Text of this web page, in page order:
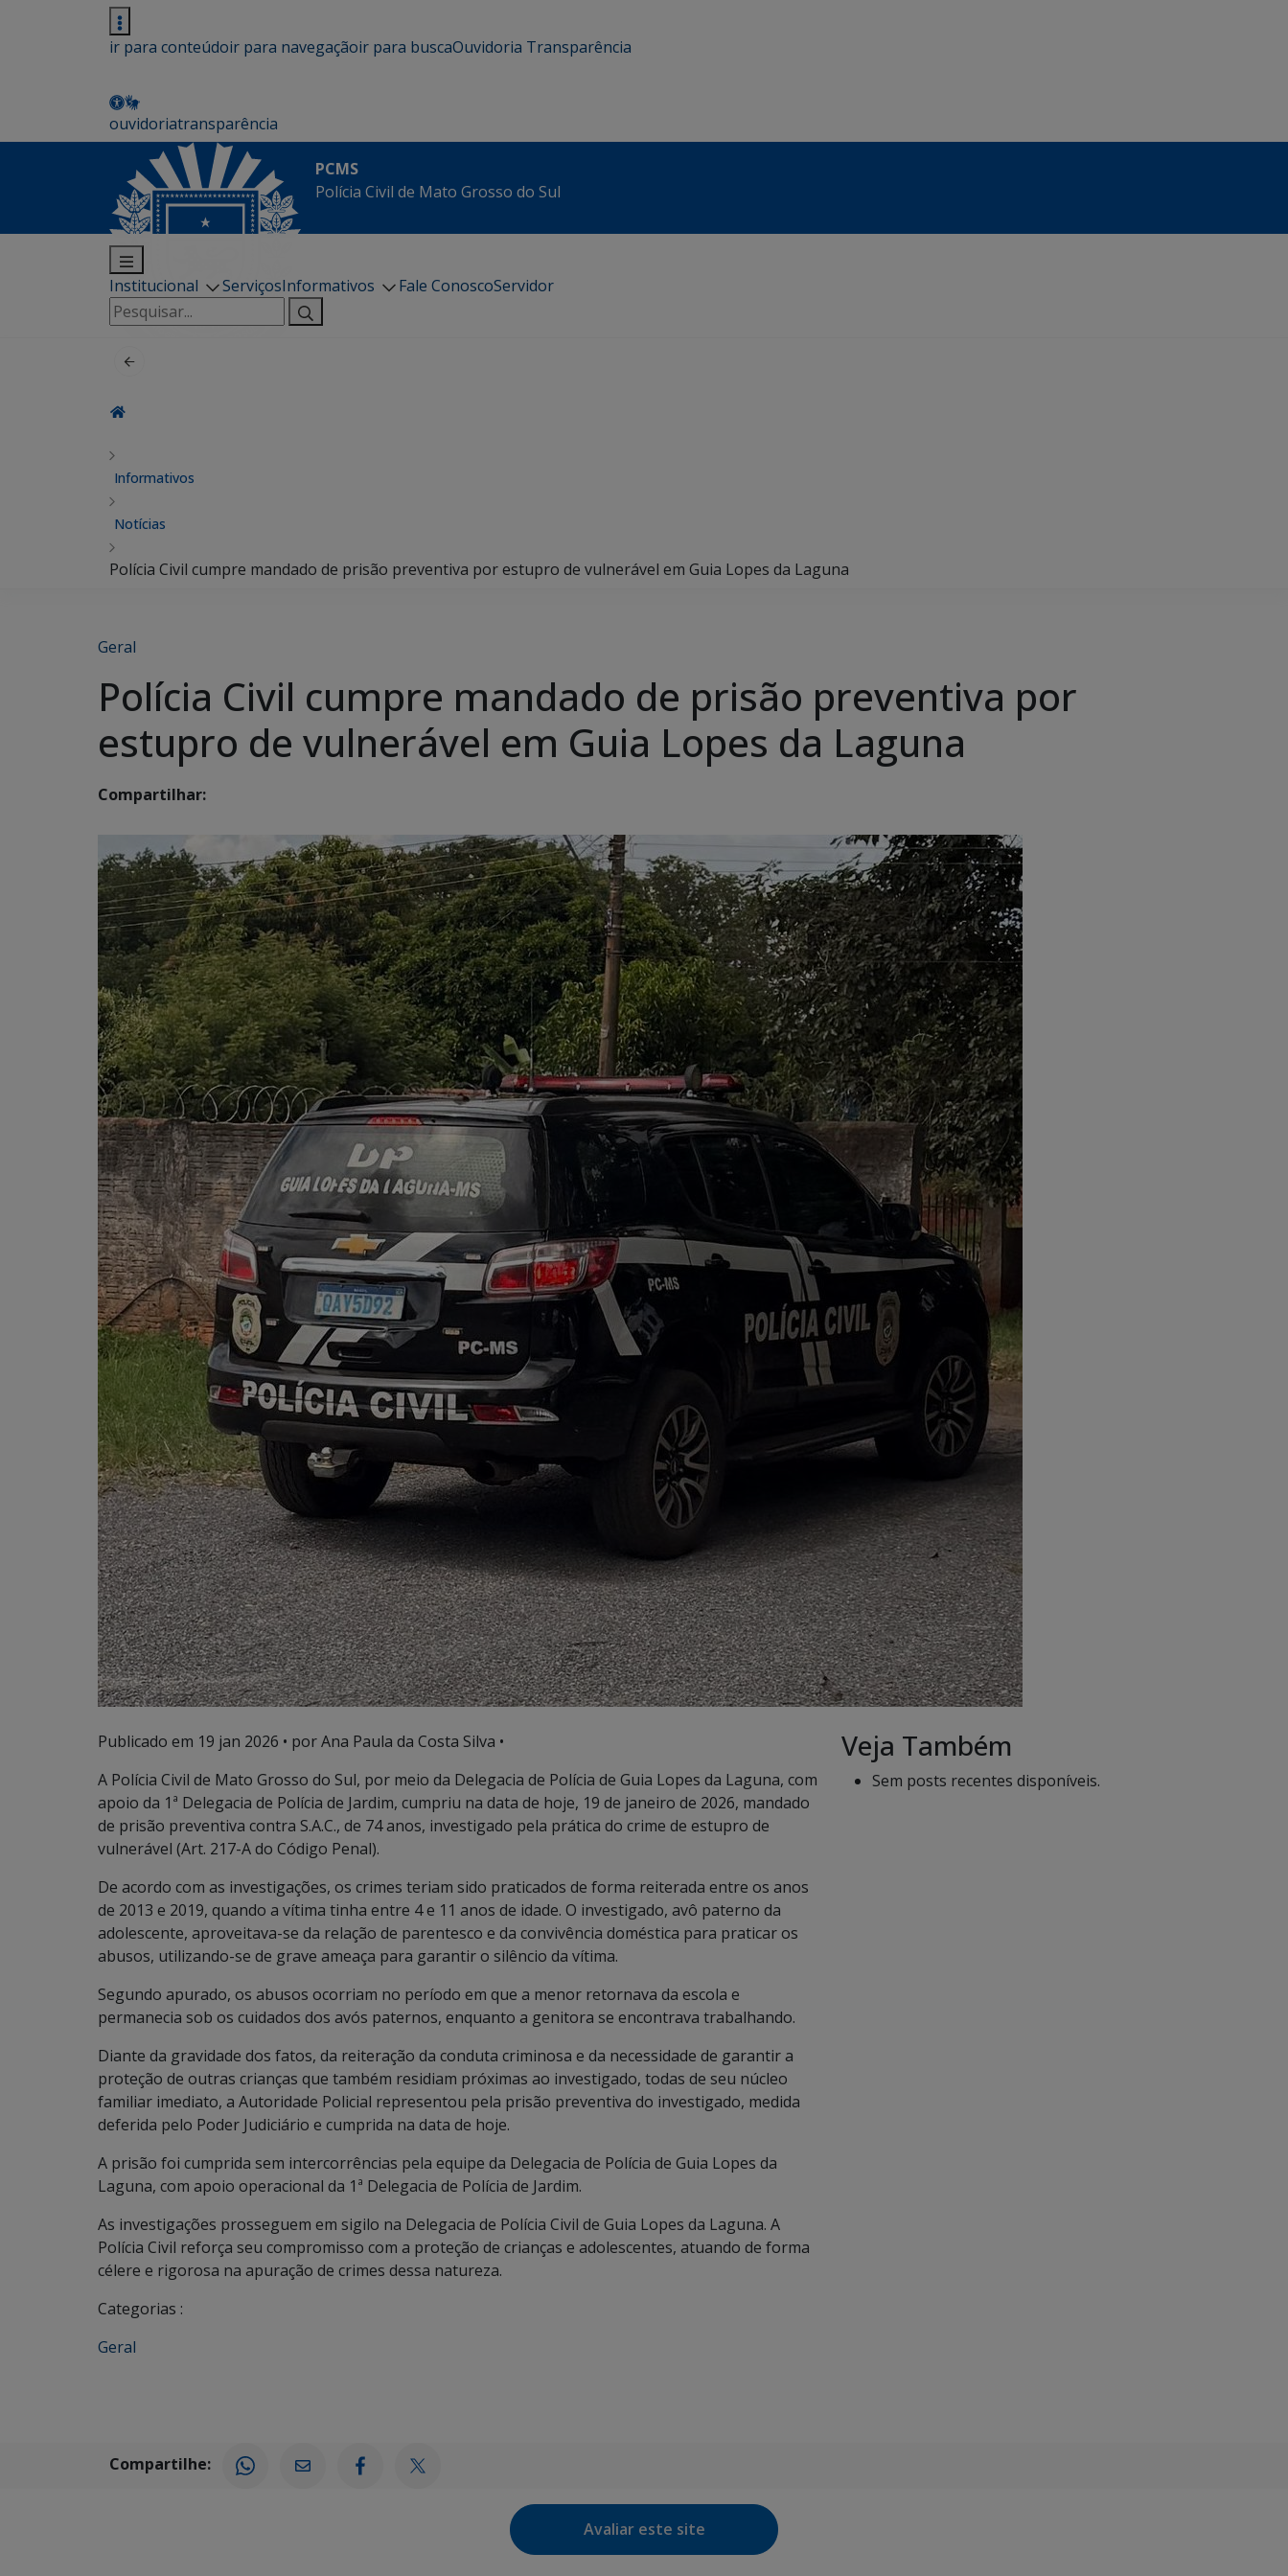
ir para conteúdoir para navegaçãoir para buscaOuvidoria Transparência
ouvidoriatransparência
PCMS
Polícia Civil de Mato Grosso do Sul
Institucional ServiçosInformativos Fale ConoscoServidor
Pesquisar
por:
Informativos
Notícias
Polícia Civil cumpre mandado de prisão preventiva por estupro de vulnerável em Guia Lopes da Laguna
Geral
Polícia Civil cumpre mandado de prisão preventiva por
estupro de vulnerável em Guia Lopes da Laguna
Compartilhar:
Publicado em 19 jan 2026 • por Ana Paula da Costa Silva •
A Polícia Civil de Mato Grosso do Sul, por meio da Delegacia de Polícia de Guia Lopes da Laguna, com
apoio da 1ª Delegacia de Polícia de Jardim, cumpriu na data de hoje, 19 de janeiro de 2026, mandado
de prisão preventiva contra S.A.C., de 74 anos, investigado pela prática do crime de estupro de
vulnerável (Art. 217-A do Código Penal).
De acordo com as investigações, os crimes teriam sido praticados de forma reiterada entre os anos
de 2013 e 2019, quando a vítima tinha entre 4 e 11 anos de idade. O investigado, avô paterno da
adolescente, aproveitava-se da relação de parentesco e da convivência doméstica para praticar os
abusos, utilizando-se de grave ameaça para garantir o silêncio da vítima.
Segundo apurado, os abusos ocorriam no período em que a menor retornava da escola e
permanecia sob os cuidados dos avós paternos, enquanto a genitora se encontrava trabalhando.
Diante da gravidade dos fatos, da reiteração da conduta criminosa e da necessidade de garantir a
proteção de outras crianças que também residiam próximas ao investigado, todas de seu núcleo
familiar imediato, a Autoridade Policial representou pela prisão preventiva do investigado, medida
deferida pelo Poder Judiciário e cumprida na data de hoje.
A prisão foi cumprida sem intercorrências pela equipe da Delegacia de Polícia de Guia Lopes da
Laguna, com apoio operacional da 1ª Delegacia de Polícia de Jardim.
As investigações prosseguem em sigilo na Delegacia de Polícia Civil de Guia Lopes da Laguna. A
Polícia Civil reforça seu compromisso com a proteção de crianças e adolescentes, atuando de forma
célere e rigorosa na apuração de crimes dessa natureza.
Categorias :
Geral
Veja Também
Sem posts recentes disponíveis.
Compartilhe:
Avaliar este site